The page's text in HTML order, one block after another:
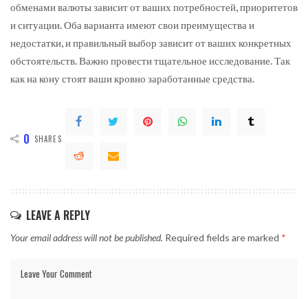
обменами валюты зависит от ваших потребностей, приоритетов
и ситуации. Оба варианта имеют свои преимущества и
недостатки, и правильный выбор зависит от ваших конкретных
обстоятельств. Важно провести тщательное исследование. Так
как на кону стоят ваши кровно заработанные средства.
0 SHARES
LEAVE A REPLY
Your email address will not be published. Required fields are marked *